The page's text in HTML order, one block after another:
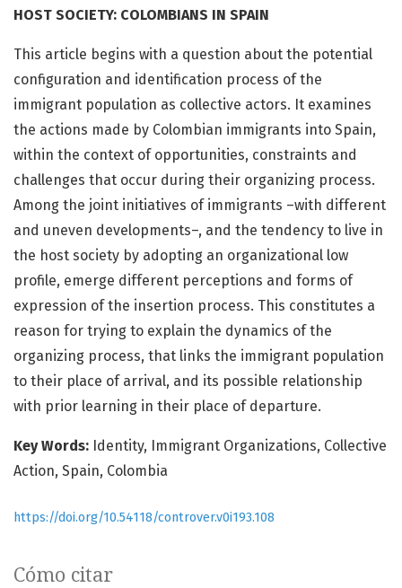
Cómo citar
HOST SOCIETY: COLOMBIANS IN SPAIN
This article begins with a question about the potential
configuration and identification process of the
immigrant population as collective actors. It examines
the actions made by Colombian immigrants into Spain,
within the context of opportunities, constraints and
challenges that occur during their organizing process.
Among the joint initiatives of immigrants –with different
and uneven developments–, and the tendency to live in
the host society by adopting an organizational low
profile, emerge different perceptions and forms of
expression of the insertion process. This constitutes a
reason for trying to explain the dynamics of the
organizing process, that links the immigrant population
to their place of arrival, and its possible relationship
with prior learning in their place of departure.
Key Words: Identity, Immigrant Organizations, Collective
Action, Spain, Colombia
https://doi.org/10.54118/controver.v0i193.108